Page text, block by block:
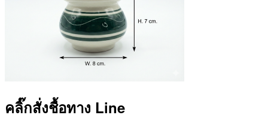
คลิ๊กสั่งชื้อทาง Line